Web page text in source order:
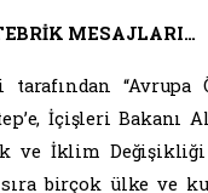
MESAJLARI…
tarafından “Avrupa
İçişleri Bakanı
ve İklim Değişikliği
sıra birçok ülke ve